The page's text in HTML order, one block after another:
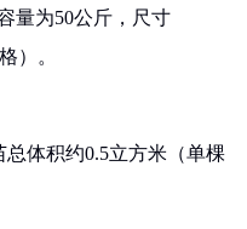
量为50公斤，尺寸
）。
体积约0.5立方米（单棵